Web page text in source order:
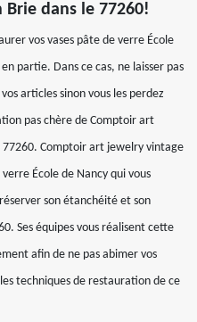
dans le 77260!
vos vases pâte de verre École
partie. Dans ce cas, ne laisser pas
articles sinon vous les perdez
pas chère de Comptoir art
77260. Comptoir art jewelry vintage
École de Nancy qui vous
son étanchéité et son
Ses équipes vous réalisent cette
afin de ne pas abimer vos
techniques de restauration de ce